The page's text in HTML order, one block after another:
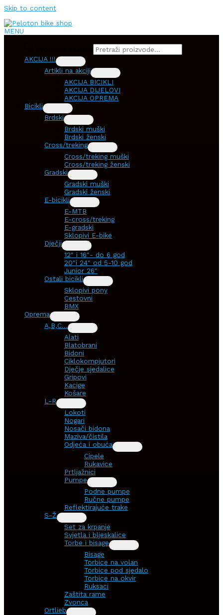
Skip to content
MENU
AKCIJA !!!
Artikli na akciji
AKCIJA BICIKLI
AKCIJA DIJELOVI
AKCIJA OPREMA
Bicikli
Brdski
Brdski muški
Brdski ženski
Cross/treking
Cross/treking muški
Cross/treking ženski
Gradski
Gradski muški
Gradski ženski
E-bicikli
E-MTB
E-cross/treking
E-gradski
Sklopivi E-bike
Dječji
12″ i 16″- do 6 god
20″i 24″ od 5-10 god
Junior 26″
Ostali bicikli
Sklopivi pony
Cestovni
BMX
Oprema
A,B,C…
Alati
Blatobrani
Bidoni
Ciklokompjutori
Dječje sjedalice
Gripovi
Kacige
Košare
L-R
Lokoti
Nogari
Nosači bidona
Maziva/čistila
Odjeća i obuća
Cipele
Rukavice
Prtljažnici
Pumpe
Podne pumpe
Ručne pumpe
Reflektirajuće trake
S-Ž
Set za krpanje
Svjetla i bljeskalice
Torbe i bisage
Bisage
Torbice na volan
Torbice pod sjedalo
Torbice na okvir
Ruksaci
Zaštita rame
Zvonca
Ortlieb